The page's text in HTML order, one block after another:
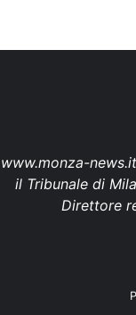
www.monza-
il Tribunale di
Direttore